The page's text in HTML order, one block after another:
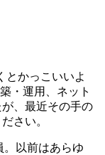
とかっこいいよ
・運用、ネット
、最近その手の
さい。
以前はあらゆ